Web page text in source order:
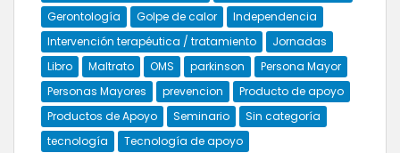
Gerontología
Golpe de calor
Independencia
Intervención terapéutica / tratamiento
Jornadas
Libro
Maltrato OMS parkinson
Persona Mayor
Personas Mayores
prevencion
Producto de apoyo
Productos de Apoyo
Seminario
Sin categoría
tecnología
Tecnología de apoyo